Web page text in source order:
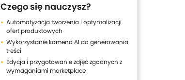
Czego się nauczysz?
Automatyzacja tworzenia i optymalizacji
ofert produktowych
Wykorzystanie komend AI do generowania
treści
Edycja i przygotowanie zdjęć zgodnych z
wymaganiami marketplace